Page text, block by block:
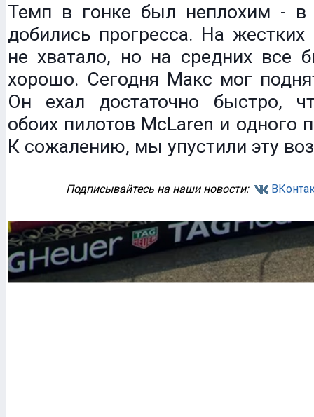
Темп в гонке был неплохим -
добились прогресса. На
не хватало, но на средних все
хорошо. Сегодня Макс мог
Он ехал достаточно быстро,
обоих пилотов McLaren и одного
К сожалению, мы упустили эту
Подписывайтесь на наши новости: